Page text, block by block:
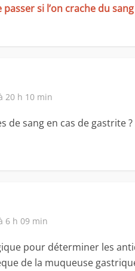
passer si l’on crache du
20 h 10 min
de sang en cas de gastrite ?
6 h 09 min
pour déterminer les
de la muqueuse